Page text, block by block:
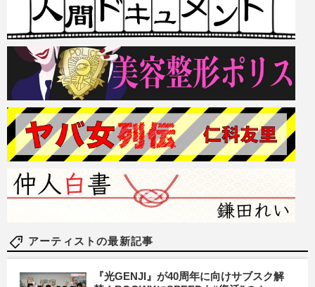
アーティストの最新記事
『光GENJI』が40周年に向けサブスク解